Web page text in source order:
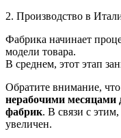
2. Производство в
Фабрика начинает
модели товара.
В среднем, этот этап
Обратите внимание, что
нерабочими месяцами
фабрик. В связи с
увеличен.